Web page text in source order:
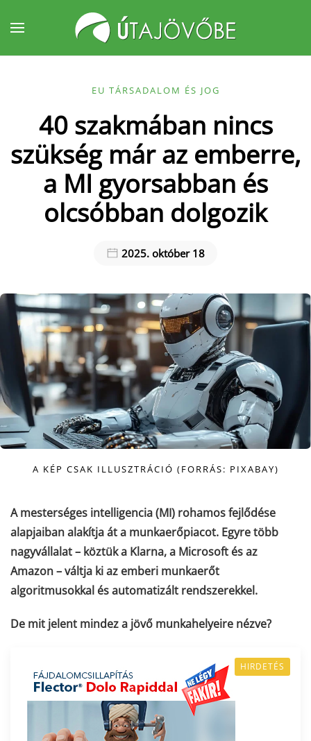
Fő tartalom átugrása
EU TÁRSADALOM ÉS JOG
40 szakmában nincs
szükség már az emberre,
a MI gyorsabban és
olcsóbban dolgozik
2025. október 18
A KÉP CSAK ILLUSZTRÁCIÓ (FORRÁS: PIXABAY)
A mesterséges intelligencia (MI) rohamos fejlődése
alapjaiban alakítja át a munkaerőpiacot. Egyre több
nagyvállalat – köztük a Klarna, a Microsoft és az
Amazon – váltja ki az emberi munkaerőt
algoritmusokkal és automatizált rendszerekkel.
De mit jelent mindez a jövő munkahelyeire nézve?
HIRDETÉS